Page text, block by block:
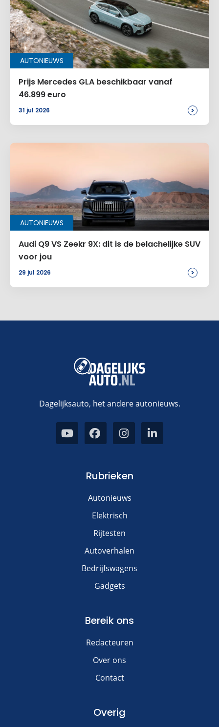
AUTONIEUWS
Prijs Mercedes GLA beschikbaar vanaf
46.899 euro
31 jul 2026 >
AUTONIEUWS
Audi Q9 VS Zeekr 9X: dit is de belachelijke SUV
voor jou
29 jul 2026 >
Dagelijksauto, het andere autonieuws.
Rubrieken
Autonieuws
Elektrisch
Rijtesten
Autoverhalen
Bedrijfswagens
Gadgets
Bereik ons
Redacteuren
Over ons
Contact
Overig